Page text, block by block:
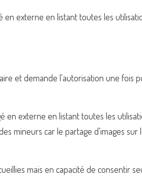
externe en listant toutes les
et demande l'autorisation une fois
en externe en listant toutes les
mineurs car le partage d'images sur
mais en capacité de consentir